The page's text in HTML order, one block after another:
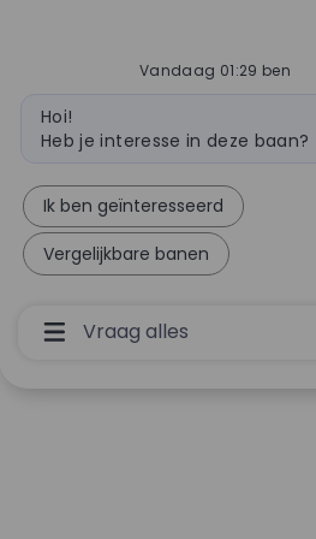
Vandaag 01:29 ben
Bot bericht
Hoi!
Heb je interesse in deze baan?
Ik ben geïnteresseerd
Vergelijkbare banen
Invoervak Voor